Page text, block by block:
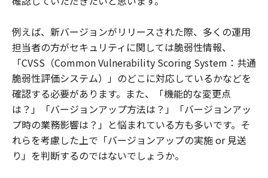
例えば、新バージョンがリリースされた際、多くの運用
担当者の方がセキュリティに関しては脆弱性情報、
「CVSS（Common Vulnerability Scoring System：共通
脆弱性評価システム）」のどこに対応しているかなどを
確認する必要があります。また、「機能的な変更点
は？」「バージョンアップ方法は？」「バージョンアッ
プ時の業務影響は？」と悩まれている方も多いです。そ
れらを考慮した上で「バージョンアップの実施 or 見送
り」を判断するのではないでしょうか。